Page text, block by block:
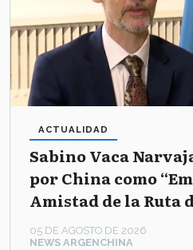
Sabino Vaca
por China como
Amistad de la Ruta
NEWS ARGENCHINA
ACTUALIDAD
05 DE AGOSTO DE 2026